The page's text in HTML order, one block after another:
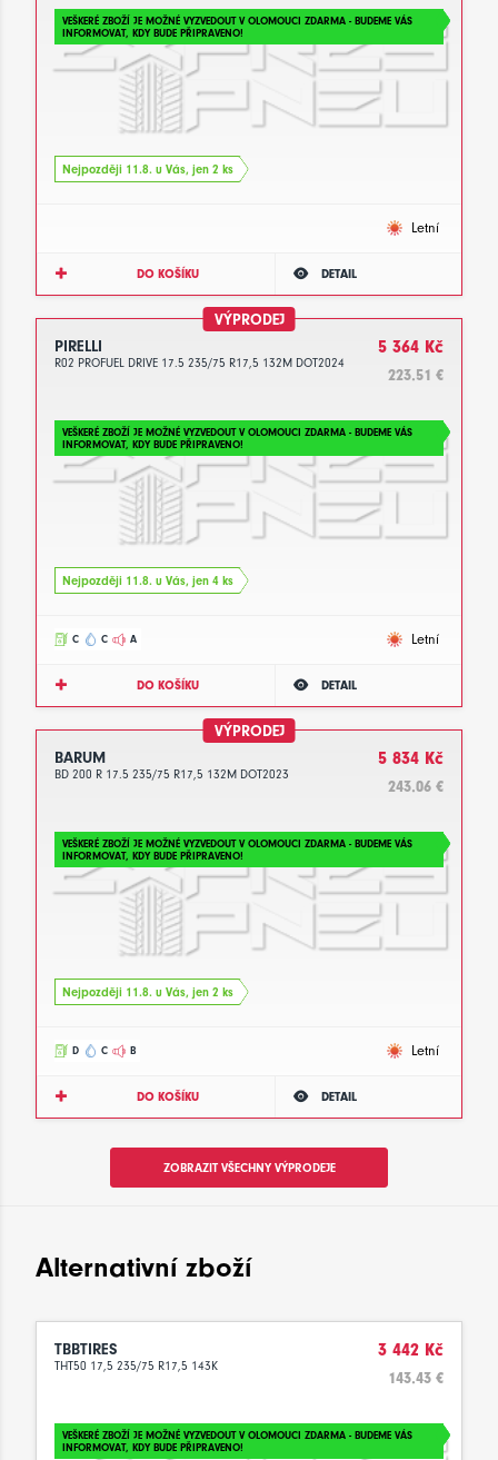
VEŠKERÉ ZBOŽÍ JE MOŽNÉ VYZVEDOUT V OLOMOUCI ZDARMA - BUDEME VÁS
INFORMOVAT, KDY BUDE PŘIPRAVENO!
Nejpozději 11.8. u Vás, jen 2 ks
Letní
DO KOŠÍKU DETAIL
VÝPRODEJ
PIRELLI
R02 PROFUEL DRIVE 17.5 235/75 R17,5 132M DOT2024
5 364 Kč
223.51 €
VEŠKERÉ ZBOŽÍ JE MOŽNÉ VYZVEDOUT V OLOMOUCI ZDARMA - BUDEME VÁS
INFORMOVAT, KDY BUDE PŘIPRAVENO!
Nejpozději 11.8. u Vás, jen 4 ks
C C A Letní
DO KOŠÍKU DETAIL
VÝPRODEJ
BARUM
BD 200 R 17.5 235/75 R17,5 132M DOT2023
5 834 Kč
243.06 €
VEŠKERÉ ZBOŽÍ JE MOŽNÉ VYZVEDOUT V OLOMOUCI ZDARMA - BUDEME VÁS
INFORMOVAT, KDY BUDE PŘIPRAVENO!
Nejpozději 11.8. u Vás, jen 2 ks
D C B Letní
DO KOŠÍKU DETAIL
ZOBRAZIT VŠECHNY VÝPRODEJE
Alternativní zboží
TBBTIRES
THT50 17,5 235/75 R17,5 143K
3 442 Kč
143.43 €
VEŠKERÉ ZBOŽÍ JE MOŽNÉ VYZVEDOUT V OLOMOUCI ZDARMA - BUDEME VÁS
INFORMOVAT, KDY BUDE PŘIPRAVENO!